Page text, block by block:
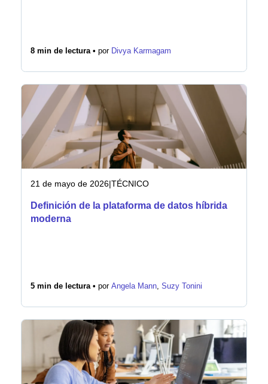
8 min de lectura • por Divya Karmagam
21 de mayo de 2026|TÉCNICO
Definición de la plataforma de datos híbrida
moderna
5 min de lectura • por Angela Mann, Suzy Tonini